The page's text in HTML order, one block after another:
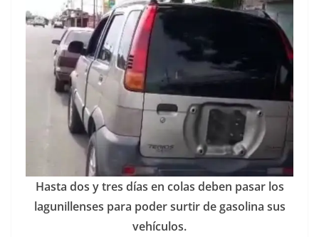
Hasta dos y tres días en colas deben pasar los
lagunillenses para poder surtir de gasolina sus
vehículos.